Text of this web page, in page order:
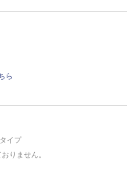
ら
イプ
りません。